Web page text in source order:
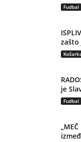
Fudbal
zašto
je
Fudbal